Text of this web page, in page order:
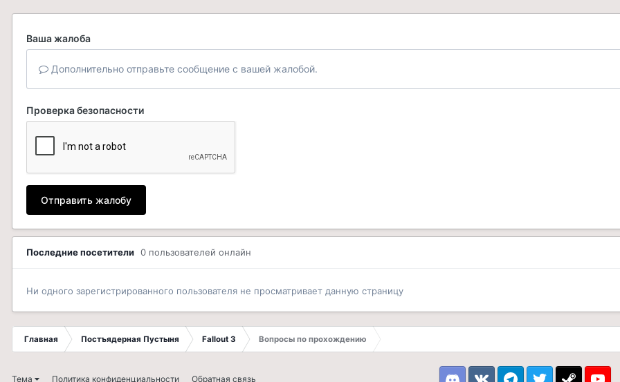
Ваша жалоба
Дополнительно отправьте сообщение с вашей жалобой.
Проверка безопасности
Отправить жалобу
Последние посетители 0 пользователей онлайн
Ни одного зарегистрированного пользователя не просматривает данную страницу
Главная Постъядерная Пустыня Fallout 3 Вопросы по прохождению
Тема Политика конфиденциальности Обратная связь